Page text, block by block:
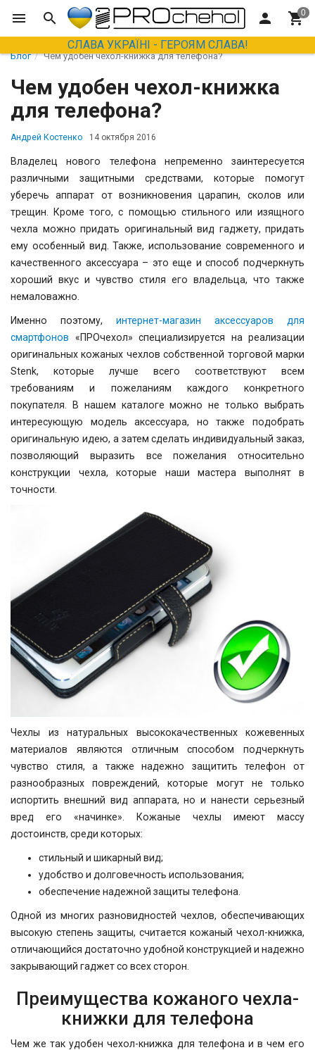
СЛАВА УКРАЇНІ - ГЕРОЯМ СЛАВА!
Блог Чем удобен чехол-книжка для телефона?
Чем удобен чехол-книжка
для телефона?
Андрей Костенко 14 октября 2016
Владелец нового телефона непременно заинтересуется
различными защитными средствами, которые помогут
уберечь аппарат от возникновения царапин, сколов или
трещин. Кроме того, с помощью стильного или изящного
чехла можно придать оригинальный вид гаджету, придать
ему особенный вид. Также, использование современного и
качественного аксессуара – это еще и способ подчеркнуть
хороший вкус и чувство стиля его владельца, что также
немаловажно.
Именно поэтому, интернет-магазин аксессуаров для
смартфонов «ПРОчехол» специализируется на реализации
оригинальных кожаных чехлов собственной торговой марки
Stenk, которые лучше всего соответствуют всем
требованиям и пожеланиям каждого конкретного
покупателя. В нашем каталоге можно не только выбрать
интересующую модель аксессуара, но также подобрать
оригинальную идею, а затем сделать индивидуальный заказ,
позволяющий выразить все пожелания относительно
конструкции чехла, которые наши мастера выполнят в
точности.
Чехлы из натуральных высококачественных кожевенных
материалов являются отличным способом подчеркнуть
чувство стиля, а также надежно защитить телефон от
разнообразных повреждений, которые могут не только
испортить внешний вид аппарата, но и нанести серьезный
вред его «начинке». Кожаные чехлы имеют массу
достоинств, среди которых:
стильный и шикарный вид;
удобство и долговечность использования;
обеспечение надежной защиты телефона.
Одной из многих разновидностей чехлов, обеспечивающих
высокую степень защиты, считается кожаный чехол-книжка,
отличающийся достаточно удобной конструкцией и надежно
закрывающий гаджет со всех сторон.
Преимущества кожаного чехла-
книжки для телефона
Чем же так удобен чехол-книжка для телефона и в чем его